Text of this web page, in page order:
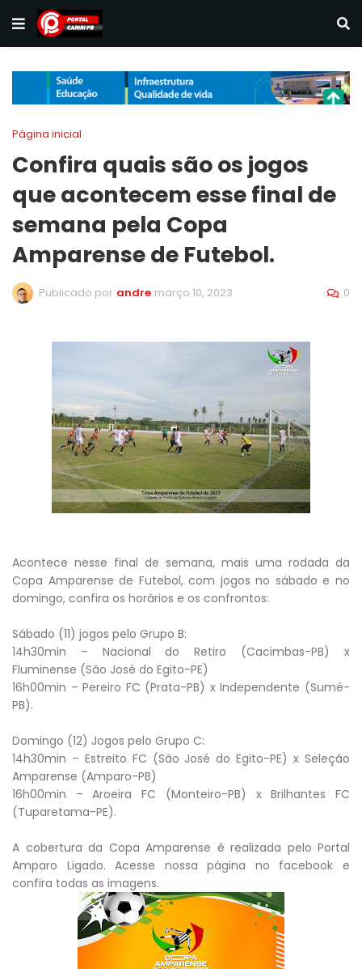
Página inicial
Confira quais são os jogos
que acontecem esse final de
semana pela Copa
Amparense de Futebol.
Publicado por andre março 10, 2023 0
Acontece nesse final de semana, mais uma rodada da
Copa Amparense de Futebol, com jogos no sábado e no
domingo, confira os horários e os confrontos:
Sábado (11) jogos pelo Grupo B:
14h30min – Nacional do Retiro (Cacimbas-PB) x
Fluminense (São José do Egito-PE)
16h00min – Pereiro FC (Prata-PB) x Independente (Sumé-
PB).
Domingo (12) Jogos pelo Grupo C:
14h30min – Estreito FC (São José do Egito-PE) x Seleção
Amparense (Amparo-PB)
16h00min – Aroeira FC (Monteiro-PB) x Brilhantes FC
(Tuparetama-PE).
A cobertura da Copa Amparense é realizada pelo Portal
Amparo Ligado. Acesse nossa página no facebook e
confira todas as imagens.